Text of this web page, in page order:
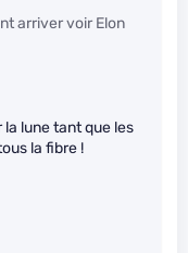
arriver voir Elon
lune tant que les
la fibre !